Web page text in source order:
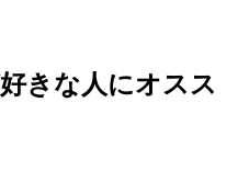
きな人にオスス